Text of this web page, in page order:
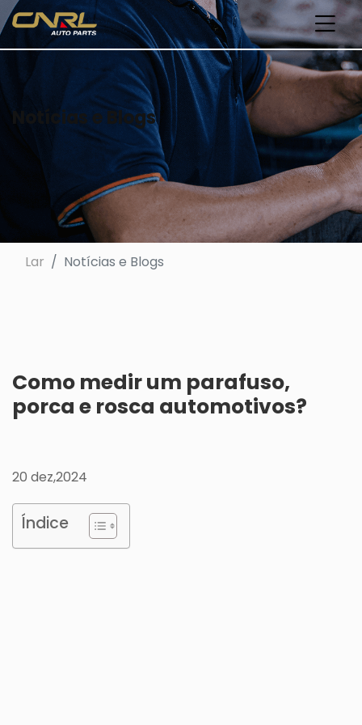
Notícias e Blogs
Lar Notícias e Blogs
Como medir um parafuso,
porca e rosca automotivos?
20 dez,2024
Índice